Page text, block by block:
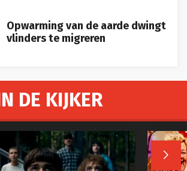
Opwarming van de aarde dwingt
vlinders te migreren
DE KIJKER
